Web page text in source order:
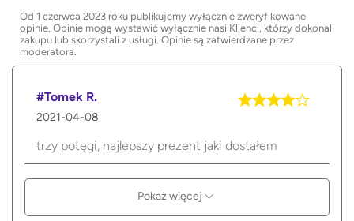
Od 1 czerwca 2023 roku publikujemy wyłącznie zweryfikowane
opinie. Opinie mogą wystawić wyłącznie nasi Klienci, którzy dokonali
zakupu lub skorzystali z usługi. Opinie są zatwierdzane przez
moderatora.
#Tomek R.
2021-04-08
trzy potęgi, najlepszy prezent jaki dostałem
Pokaż więcej